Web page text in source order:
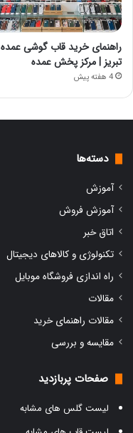
راهنمای خرید قاب گوشی عمده
تبریز | مرکز پخش عمده
4 هفته پیش
دسته‌ها
آموزش
آموزش فروش
اتاق خبر
تکنولوژی و کالاهای دیجیتال
راه اندازی فروشگاه موبایل
مقالات
مقالات راهنمای خرید
مقایسه و بررسی
صفحات پربازدید
لیست گلس های مشابه